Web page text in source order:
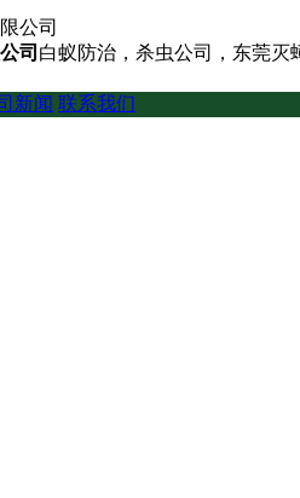
司 白蚁防治，杀虫公司，东莞灭
新闻 联系我们